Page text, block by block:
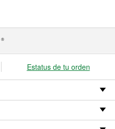
®
Estatus de tu orden